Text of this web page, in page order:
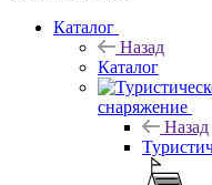
Каталог
Назад
Каталог
снаряжение
Назад